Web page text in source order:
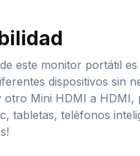
este monitor portátil
dispositivos sin
otro Mini HDMI a
tabletas, teléfonos